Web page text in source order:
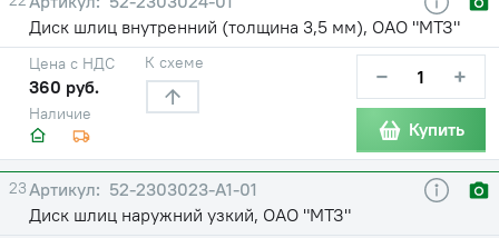
Диск шлиц внутренний (толщина 3,5 мм), ОАО "МТЗ"
Наличие
Цена с НДС
360 руб.
К схеме − +
Купить
23
52-2303023-А1-01
Диск шлиц наружний узкий, ОАО "МТЗ"